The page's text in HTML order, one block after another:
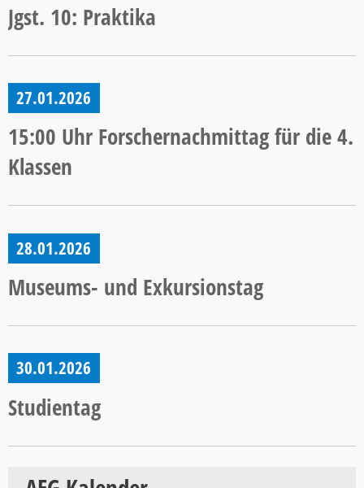
Jgst. 10: Praktika
27.01.2026
15:00 Uhr Forschernachmittag für die 4.
Klassen
28.01.2026
Museums- und Exkursionstag
30.01.2026
Studientag